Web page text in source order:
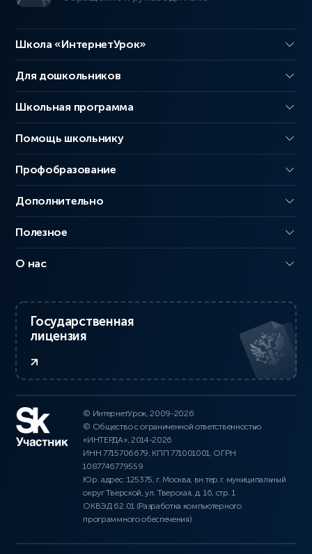
Школа «ИнтернетУрок»
Для дошкольников
Школьная программа
Помощь школьнику
Профобразование
Дополнительно
Полезное
О нас
Государственная
лицензия
© ИнтернетУрок, 2009-2026
© Общество с ограниченной ответственностью
«ИНТЕРДА», 2014-2026
ИНН 7715706679, КПП 771001001, ОГРН
1087746779559
Юр. адрес: 125375, г. Москва, вн.тер.г. муниципальный
округ Тверской, ул. Тверская, д. 16, стр. 1
ОКВЭД 62.01 (Разработка компьютерного
программного обеспечения)